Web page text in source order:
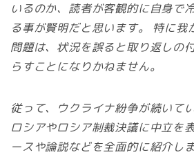
いるのか、読者が客観的に自身で
る事が賢明だと思います。 特に我
問題は、状況を誤ると取り返しの
らすことになりかねません。
従って、ウクライナ紛争が続いて
ロシアやロシア制裁決議に中立を
ースや論説などを全面的に紹介しま